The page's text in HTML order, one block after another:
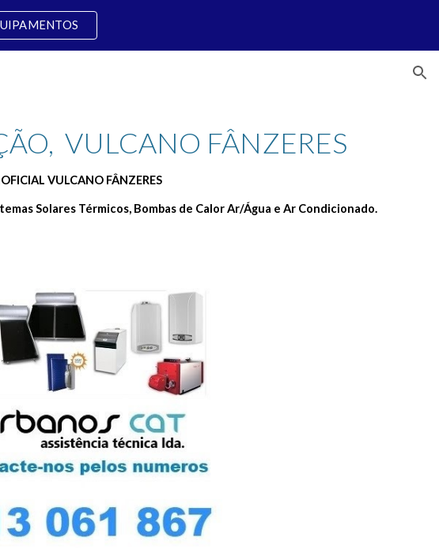
Skip to navigation
VULCANO FÂNZERES
VULCANO FÂNZERES
Solares Térmicos, Bombas de Calor Ar/Água e Ar Condicionado.